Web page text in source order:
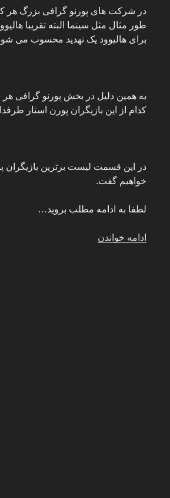
در شرکت های پورنو گرافی بزرگ هر
طور مثال مثل سینما البته تقریبا
برای هالیوود یک تهدید محسوب می
به همین دلیل در بخش پورنو گرافی
کدام از این بازیگران پورن استار
در این قسمت لیست برترین بازیگران
خواهیم گفت.
لطفا به ادامه مطلب بروید…
ادامه خواندن